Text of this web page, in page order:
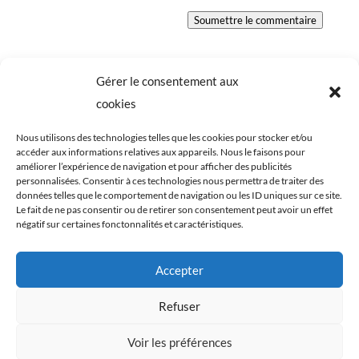
Gérer le consentement aux
cookies
Nous utilisons des technologies telles que les cookies pour stocker et/ou
accéder aux informations relatives aux appareils. Nous le faisons pour
améliorer l’expérience de navigation et pour afficher des publicités
personnalisées. Consentir à ces technologies nous permettra de traiter des
données telles que le comportement de navigation ou les ID uniques sur ce site.
Le fait de ne pas consentir ou de retirer son consentement peut avoir un effet
négatif sur certaines fonctonnalités et caractéristiques.
Accepter
Refuser
Voir les préférences
Soumettre le commentaire
Tous les éléments du blog Cookismo (articles,
recettes, photographies) sont ma propriété
exclusive. Ils sont protégés par les lois relatives aux
reproduction, de tout ou en partie, est strictement